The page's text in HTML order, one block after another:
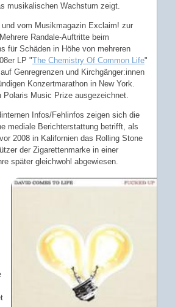
musikalischen Wachstum zeigt.
und vom Musikmagazin Exclaim! zur
Randale-Auftritte beim
für Schäden in Höhe von mehreren
LP "The Chemistry Of Common Life"
Genregrenzen und Kirchgänger:innen
Konzertmarathon in New York.
Polaris Music Prize ausgezeichnet.
Infos/Fehlinfos zeigen sich die
mediale Berichterstattung betrifft, als
2008 in Kalifornien das Rolling Stone
der Zigarettenmarke in einer
später gleichwohl abgewiesen.